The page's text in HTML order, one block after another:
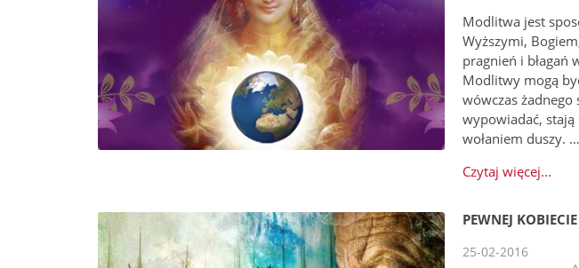
Modlitwa jest
Wyższymi,
pragnień i błagań
Modlitwy mogą
wówczas żadnego
wypowiadać,
wołaniem duszy. …
Czytaj więcej...
PEWNEJ
25-02-2016